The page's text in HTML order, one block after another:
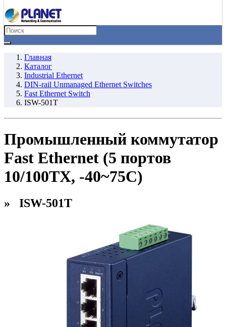
Главная
Каталог
Industrial Ethernet
DIN-rail Unmanaged Ethernet Switches
Fast Ethernet Switch
ISW-501T
Промышленный коммутатор
Fast Ethernet (5 портов
10/100TX, -40~75C)
» ISW-501T